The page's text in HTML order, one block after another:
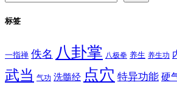
标签
一指禅 佚名 八卦掌 八极拳 养生 养生功
武当 气功 洗髓经 点穴 特异功能 硬